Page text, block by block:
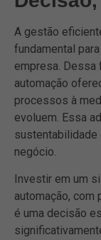
A gestão
fundamental
empresa. Dessa
automação
processos à
evoluem. Essa
sustentabilidade
negócio.
Investir em um
automação,
é uma decisão